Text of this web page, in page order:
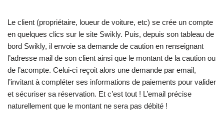
Le client (propriétaire, loueur de voiture, etc) se crée un compte
en quelques clics sur le site Swikly. Puis, depuis son tableau de
bord Swikly, il envoie sa demande de caution en renseignant
l’adresse mail de son client ainsi que le montant de la caution ou
de l’acompte. Celui-ci reçoit alors une demande par email,
l’invitant à compléter ses informations de paiements pour valider
et sécuriser sa réservation. Et c’est tout ! L’email précise
naturellement que le montant ne sera pas débité !